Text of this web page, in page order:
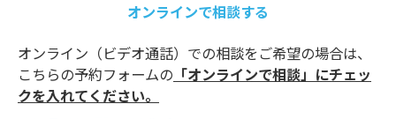
オンラインで相談する
オンライン（ビデオ通話）での相談をご希望の場合は、
こちらの予約フォームの 「オンラインで相談」にチェッ
クを入れてください。